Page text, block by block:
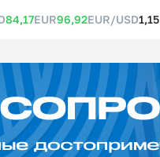
84,17EUR96,92EUR/USD1,15